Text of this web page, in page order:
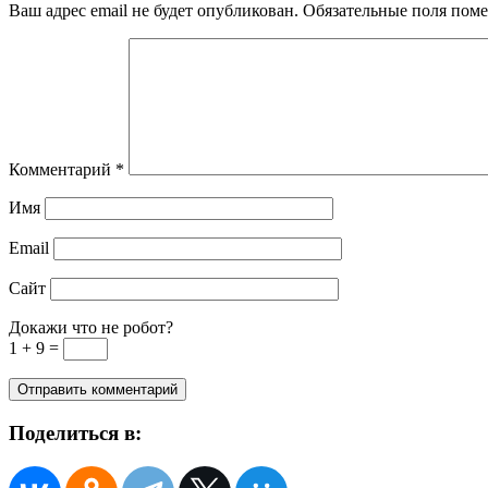
Ваш адрес email не будет опубликован. Обязательные поля
Комментарий *
Имя
Email
Сайт
Докажи что не робот?
1 + 9 =
Поделиться в: